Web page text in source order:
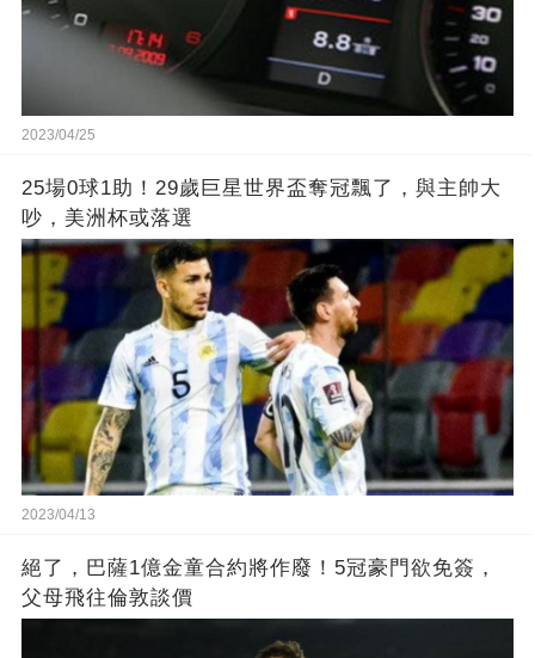
2023/04/25
25場0球1助！29歲巨星世界盃奪冠飄了，與主帥大
吵，美洲杯或落選
2023/04/13
絕了，巴薩1億金童合約將作廢！5冠豪門欲免簽，
父母飛往倫敦談價